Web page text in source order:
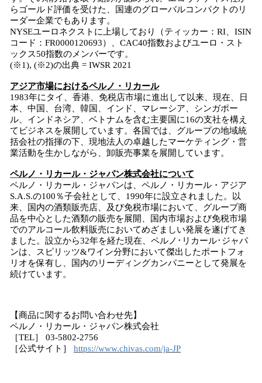
らゴールド評価を受けた、国連のグローバルコンパクトのリ
ーダー企業でもあります。
NYSEユーロネクストに上場しており（ティッカー：RI、ISIN
コード：FR0000120693）、CAC40指数およびユーロ・スト
ックス50指数のメンバーです。
(※1), (※2)の出典 = IWSR 2021
アジア市場におけるペルノ・リカール
1983年にタイ、香港、免税店市場に進出して以来、現在、日
本、中国、台湾、韓国、インド、マレーシア、シンガポー
ル、インドネシア、ベトナムを含む主要国に16の支社を構え
てビジネスを展開しています。各国では、グループの地域統
括会社の指揮の下、現地法人の卓越したマーケティング・営
業活動を生かしながら、卸販売事業を展開しています。
ペルノ・リカール・ジャパン株式会社について
ペルノ・リカール・ジャパンは、ペルノ・リカール・アジア
S.A.S.の100％子会社として、1990年に設立されました。以
来、国内の酒類販売店、及び免税市場において、グループ商
品を中心とした酒類の販売を展開、国内市場および免税市場
でのアルコール飲料販売においてめざましい発展を遂げてき
ました。設立から32年を経た現在、ペルノ･リカール･ジャパ
ンは、スピリッツ&ワイン分野において傑出したポートフォ
リオを保有し、国内のリーディングカンパニーとして発展を
続けています。
【商品に関するお問い合わせ先】
ペルノ・リカール・ジャパン株式会社
［TEL］ 03-5802-2756
［公式サイト］ https://www.chivas.com/ja-JP